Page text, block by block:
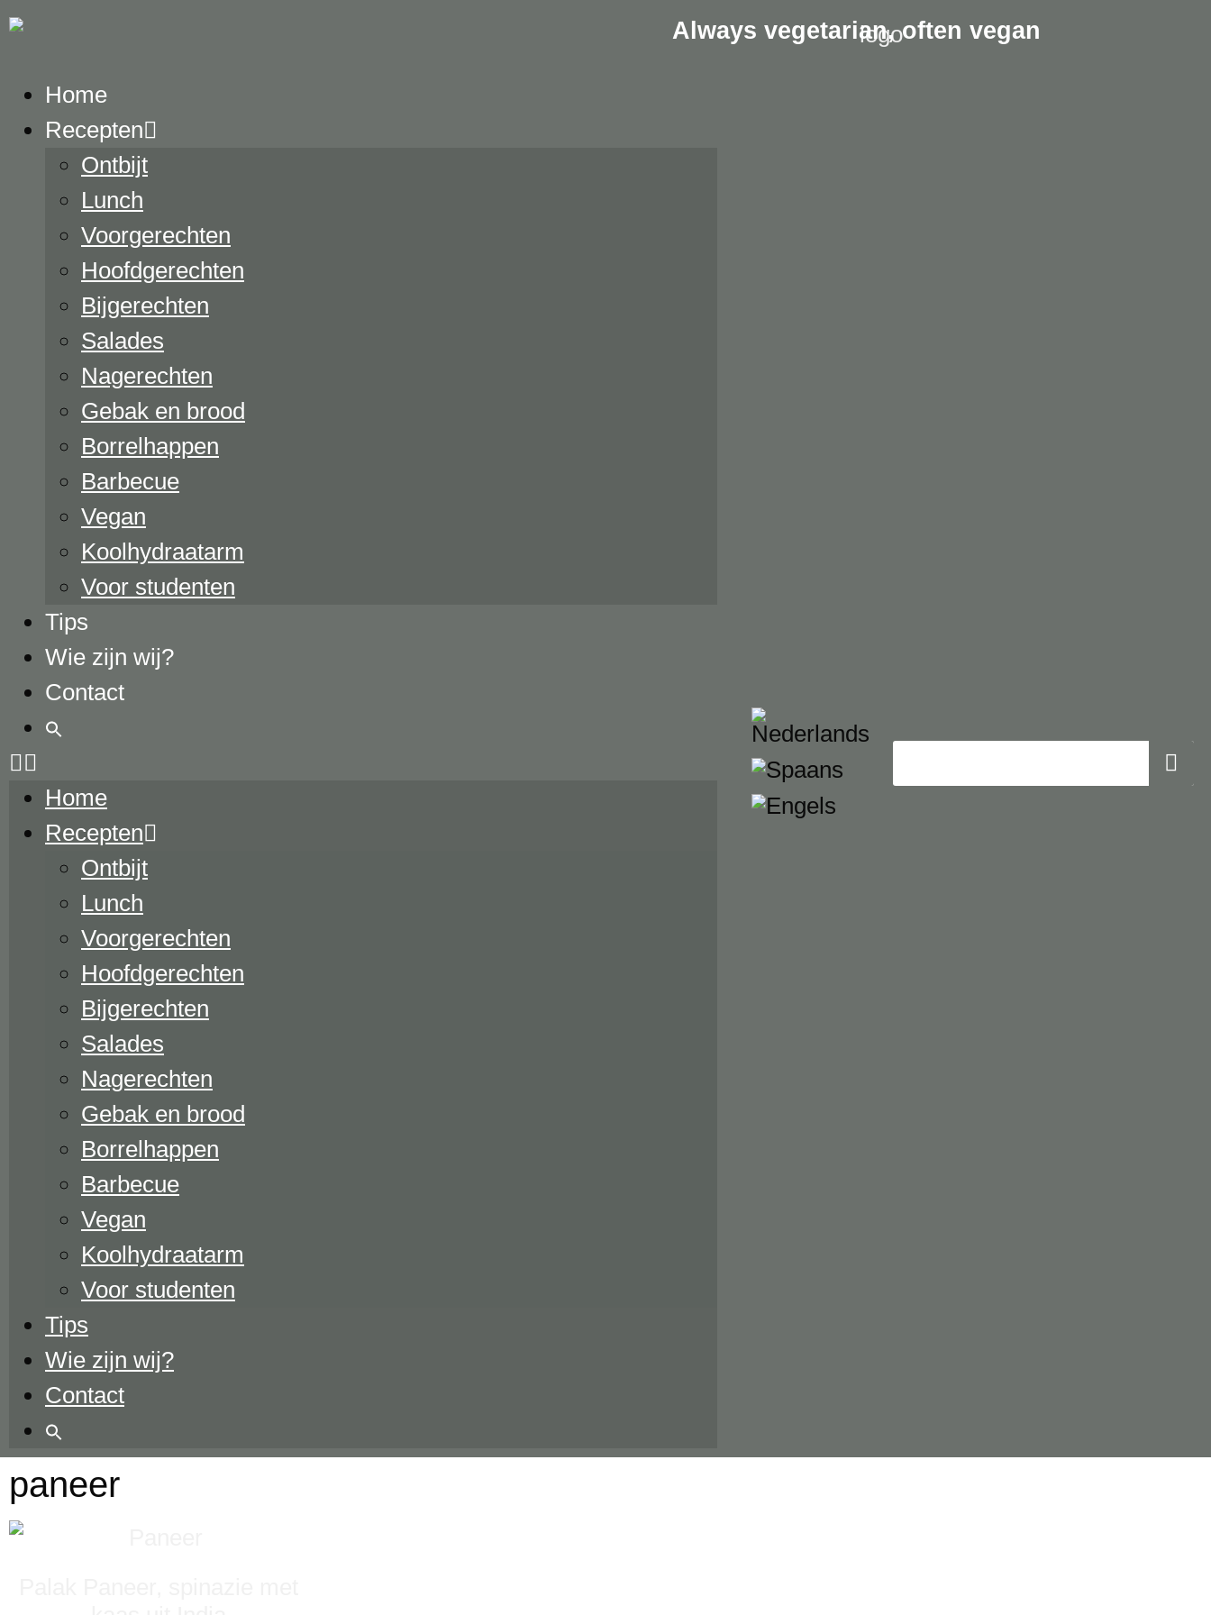
Always vegetarian, often vegan
Home
Recepten
Ontbijt
Lunch
Voorgerechten
Hoofdgerechten
Bijgerechten
Salades
Nagerechten
Gebak en brood
Borrelhappen
Barbecue
Vegan
Koolhydraatarm
Voor studenten
Tips
Wie zijn wij?
Contact
Home
Recepten
Ontbijt
Lunch
Voorgerechten
Hoofdgerechten
Bijgerechten
Salades
Nagerechten
Gebak en brood
Borrelhappen
Barbecue
Vegan
Koolhydraatarm
Voor studenten
Tips
Wie zijn wij?
Contact
paneer